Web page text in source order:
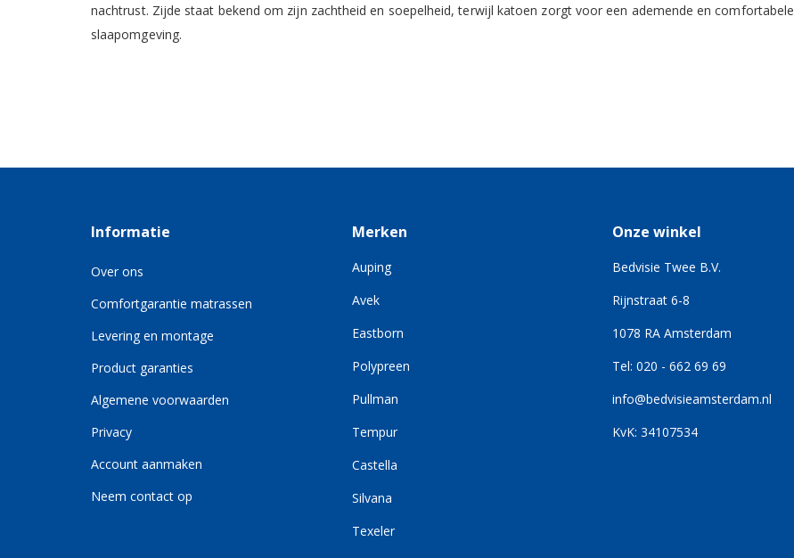
nachtrust. Zijde staat bekend om zijn zachtheid en soepelheid, terwijl katoen zorgt voor een ademende en comfortabele
slaapomgeving.
Informatie
Over ons
Comfortgarantie matrassen
Levering en montage
Product garanties
Algemene voorwaarden
Privacy
Account aanmaken
Neem contact op
Merken
Auping
Avek
Eastborn
Polypreen
Pullman
Tempur
Castella
Silvana
Texeler
Onze winkel
Bedvisie Twee B.V.
Rijnstraat 6-8
1078 RA Amsterdam
Tel: 020 - 662 69 69
info@bedvisieamsterdam.nl
KvK: 34107534